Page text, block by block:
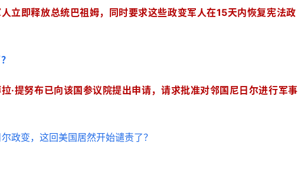
立即释放总统巴祖姆，同时要求这些政变军人在15天内恢复宪法政
·提努布已向该国参议院提出申请，请求批准对邻国尼日尔进行军事